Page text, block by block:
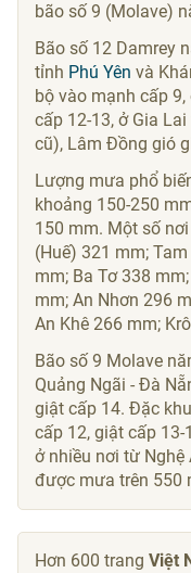
bão số 9 (Molave)
Bão số 12 Damrey
tỉnh Phú Yên và
bộ vào mạnh cấp
cấp 12-13, ở Gia
cũ), Lâm Đồng gió
Lượng mưa phổ
khoảng 150-250
150 mm. Một số
(Huế) 321 mm;
mm; Ba Tơ 338
mm; An Nhơn 296
An Khê 266 mm;
Bão số 9 Molave
Quảng Ngãi - Đà
giật cấp 14. Đặc
cấp 12, giật cấp
ở nhiều nơi từ
được mưa trên 550
Hơn 600 trangViệt